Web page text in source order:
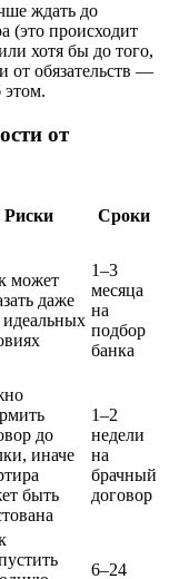
ждать до
(это происходит
хотя бы до того,
от обязательств —
от
Риски
Сроки
может
даже
1–3
месяца
на
подбор
банка
до
иначе
быть
1–2
недели
на
брачный
договор
6–24